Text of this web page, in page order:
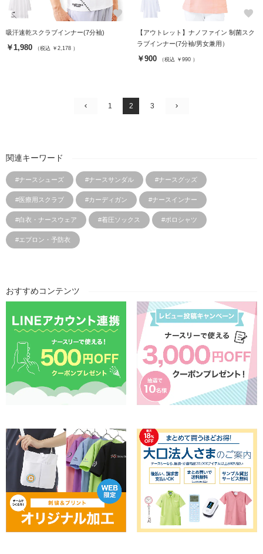
favorite
吸汗速乾スクラブインナー(7分袖)
￥1,980 （税込 ￥2,178 ）
favorite
【アウトレット】ナノファイン 制菌スク
ラブインナー(7分袖/男女兼用）
￥900 （税込 ￥990 ）
1 2 3
関連キーワード
#ナースシューズ #ナースサンダル #ナースグッズ
#医療用スクラブ #カーディガン #ナースインナー
#白衣・ナースウェア #着圧ソックス #ポロシャツ
#エプロン・予防衣
おすすめコンテンツ